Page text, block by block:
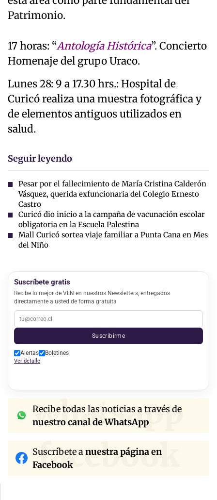
Patrimonio.
17 horas: “Antología Histórica”. Concierto
Homenaje del grupo Uraco.
Lunes 28: 9 a 17.30 hrs.: Hospital de
Curicó realiza una muestra fotográfica y
de elementos antiguos utilizados en
salud.
Seguir leyendo
Pesar por el fallecimiento de María Cristina Calderón
Vásquez, querida exfuncionaria del Colegio Ernesto
Castro
Curicó dio inicio a la campaña de vacunación escolar
obligatoria en la Escuela Palestina
Mall Curicó sortea viaje familiar a Punta Cana en Mes
del Niño
Suscríbete gratis
Recibe lo mejor de VLN en nuestros Newsletters, entregados
directamente a usted de forma gratuita
Suscribirme
Alertas Boletines
Ver detalle
whatsapp
Recibe todas las noticias a través de
nuestro canal de WhatsApp
facebook
Suscríbete anuestra página en
Facebook